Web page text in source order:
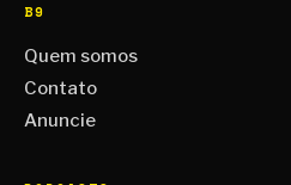
B9
Quem somos
Contato
Anuncie